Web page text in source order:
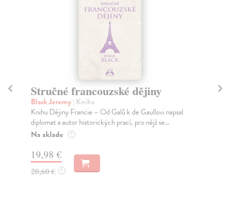
Stručné francouzské dějiny
Black Jeremy| Kniha
Knihu Dějiny Francie – Od Galů k de Gaullovi napsal
diplomat a autor historických prací, pro nějž se...
Na sklade ?
19,98 €
20,60 € ?